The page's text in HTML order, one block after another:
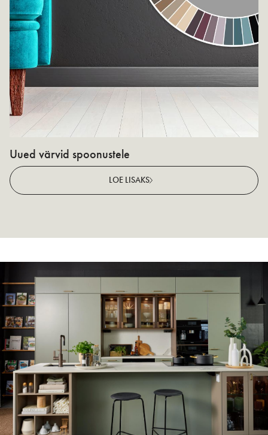
Uued värvid spoonustele
LOE LISAKS